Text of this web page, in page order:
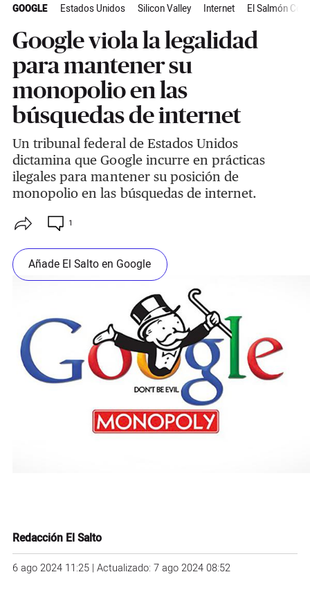
GOOGLE Estados Unidos Silicon Valley Internet El Salmón
Google viola la legalidad
para mantener su
monopolio en las
búsquedas de internet
Un tribunal federal de Estados Unidos
dictamina que Google incurre en prácticas
ilegales para mantener su posición de
monopolio en las búsquedas de internet.
1
Añade El Salto en Google
Redacción El Salto
6 ago 2024 11:25 | Actualizado: 7 ago 2024 08:52